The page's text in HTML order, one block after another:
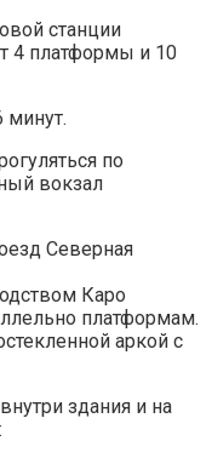
станции
4 платформы и 10
минут.
по
вокзал
Каро
платформам.
аркой с
здания и на